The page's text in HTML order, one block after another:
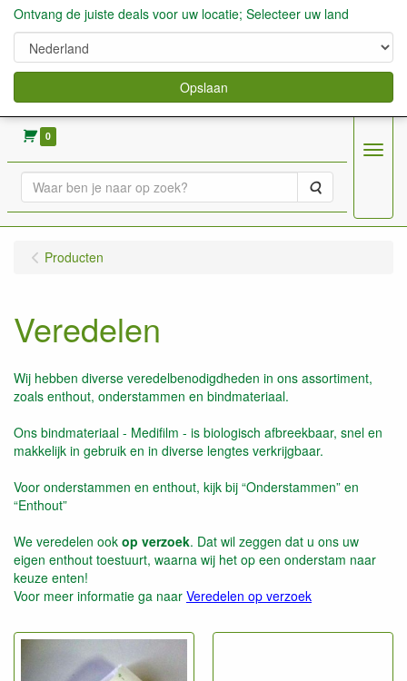
verkoop fruitbomen, bessen,aardbeien enz.
0
Zoeken
Menu
Producten
Veredelen
Wij hebben diverse veredelbenodigdheden in ons assortiment,
zoals enthout, onderstammen en bindmateriaal.
Ons bindmateriaal - Medifilm - is biologisch afbreekbaar, snel en
makkelijk in gebruik en in diverse lengtes verkrijgbaar.
Voor onderstammen en enthout, kijk bij “Onderstammen” en
“Enthout”
We veredelen ook op verzoek. Dat wil zeggen dat u ons uw
eigen enthout toestuurt, waarna wij het op een onderstam naar
keuze enten!
Voor meer informatie ga naar Veredelen op verzoek
Ontvang de juiste deals voor uw locatie; Selecteer uw land
Opslaan